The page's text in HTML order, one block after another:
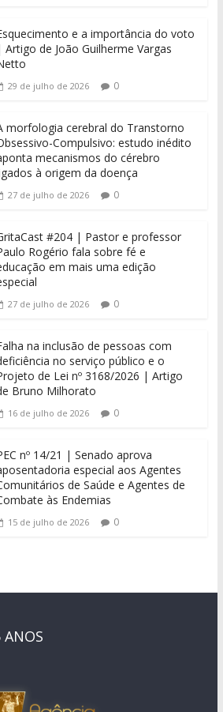
e a importância do voto
Artigo de João Guilherme Vargas
29 de julho de 2026 0
morfologia cerebral do Transtorno
Compulsivo: estudo inédito
mecanismos do cérebro
à origem da doença
27 de julho de 2026 0
#204 | Pastor e professor
Rogério fala sobre fé e
em mais uma edição
27 de julho de 2026 0
na inclusão de pessoas com
no serviço público e o
de Lei nº 3168/2026 | Artigo
Bruno Milhorato
16 de julho de 2026 0
nº 14/21 | Senado aprova
especial aos Agentes
de Saúde e Agentes de
às Endemias
15 de julho de 2026 0
ANOS